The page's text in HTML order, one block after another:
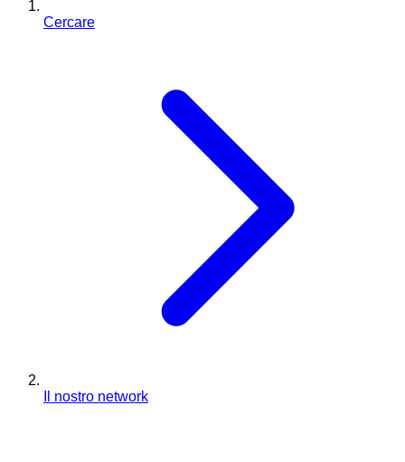
Cercare
Il nostro network